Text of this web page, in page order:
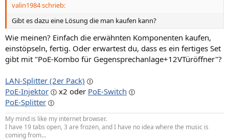
valin1984 schrieb:
Gibt es dazu eine Lösung die man kaufen kann?
Wie meinen? Einfach die erwähnten Komponenten kaufen,
einstöpseln, fertig. Oder erwartest du, dass es ein fertiges Set
gibt mit "PoE-Kombo für Gegensprechanlage+12VTüröffner"?
LAN-Splitter (2er Pack)
PoE-Injektor
x2 oder PoE-Switch
PoE-Splitter
My mind is like my internet browser.
I have 19 tabs open, 3 are frozen, and I have no idea where the music is
coming from...